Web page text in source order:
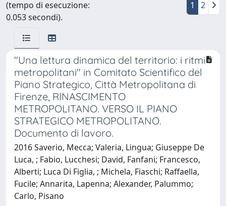
(tempo di esecuzione:
0.053 secondi).
1 2
"Una lettura dinamica del territorio: i ritmi
metropolitani" in Comitato Scientifico del
Piano Strategico, Città Metropolitana di
Firenze, RINASCIMENTO
METROPOLITANO. VERSO IL PIANO
STRATEGICO METROPOLITANO.
Documento di lavoro.
2016 Saverio, Mecca; Valeria, Lingua; Giuseppe De
Luca, ; Fabio, Lucchesi; David, Fanfani; Francesco,
Alberti; Luca Di Figlia, ; Michela, Fiaschi; Raffaella,
Fucile; Annarita, Lapenna; Alexander, Palummo;
Carlo, Pisano